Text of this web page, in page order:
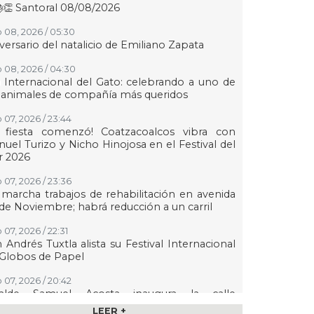
Santoral 08/08/2026
08, 2026 / 05:30
del natalicio de Emiliano Zapata
08, 2026 / 04:30
Internacional del Gato: celebrando a uno de
animales de compañía más queridos
07, 2026 / 23:44
fiesta comenzó! Coatzacoalcos vibra con
Turizo y Nicho Hinojosa en el Festival del
2026
07, 2026 / 23:36
trabajos de rehabilitación en avenida
Noviembre; habrá reducción a un carril
2026 / 22:31
Andrés Tuxtla alista su Festival Internacional
de Papel
07, 2026 / 20:42
Samuel Acosta inaugura la calle
en El TejarLEER +